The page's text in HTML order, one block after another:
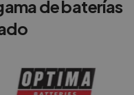
de baterías